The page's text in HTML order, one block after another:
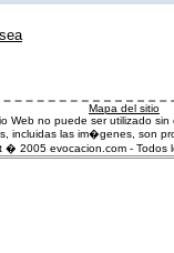
Mapa del sitio
Web no puede ser utilizado
incluidas las im�genes, son
� 2005 evocacion.com - Todos